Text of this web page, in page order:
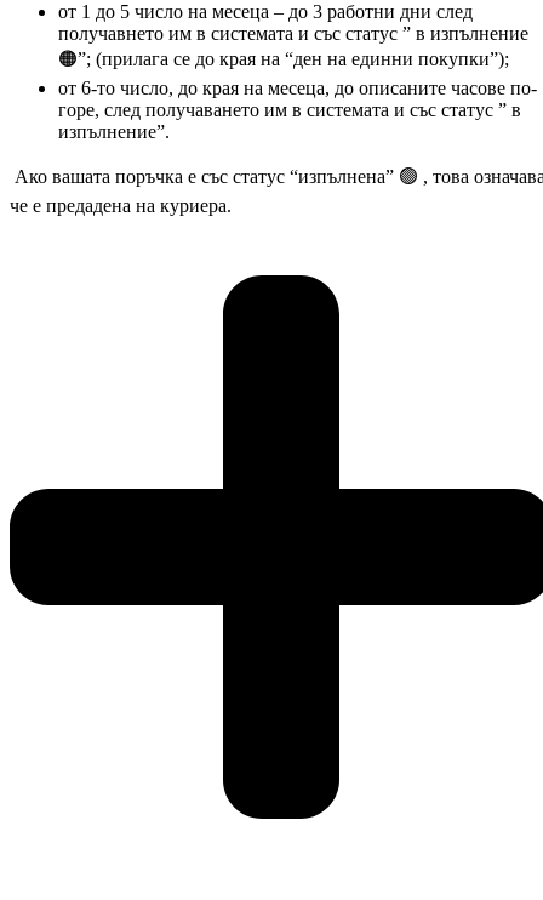
от 1 до 5 число на месеца – до 3 работни дни след
получавнето им в системата и със статус ” в изпълнение
🟠”; (прилага се до края на “ден на единни покупки”);
от 6-то число, до края на месеца, до описаните часове по-
горе, след получаването им в системата и със статус ” в
изпълнение”.
Ако вашата поръчка е със статус “изпълнена” 🟢 , това
че е предадена на куриера.